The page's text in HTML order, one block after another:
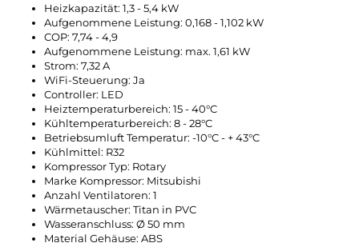
Heizkapazität: 1,3 - 5,4 kW
Aufgenommene Leistung: 0,168 - 1,102 kW
COP: 7,74 - 4,9
Aufgenommene Leistung: max. 1,61 kW
Strom: 7,32 A
WiFi-Steuerung: Ja
Controller: LED
Heiztemperaturbereich: 15 - 40°C
Kühltemperaturbereich: 8 - 28°C
Betriebsumluft Temperatur: -10°C - + 43°C
Kühlmittel: R32
Kompressor Typ: Rotary
Marke Kompressor: Mitsubishi
Anzahl Ventilatoren: 1
Wärmetauscher: Titan in PVC
Wasseranschluss: Ø 50 mm
Material Gehäuse: ABS